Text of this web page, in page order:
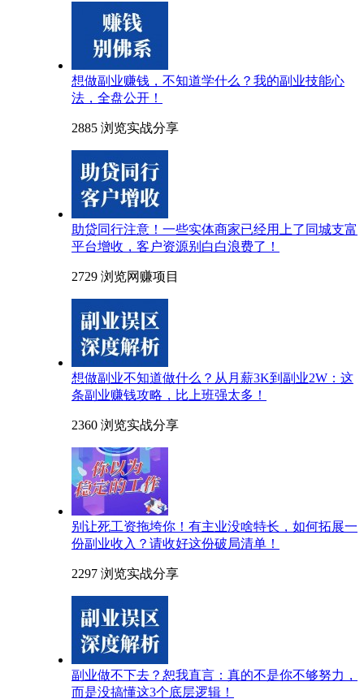
想做副业赚钱，不知道学什么？我的副业技能心
法，全盘公开！
2885 浏览实战分享
助贷同行注意！一些实体商家已经用上了同城支富
平台增收，客户资源别白白浪费了！
2729 浏览网赚项目
想做副业不知道做什么？从月薪3K到副业2W：这
条副业赚钱攻略，比上班强太多！
2360 浏览实战分享
别让死工资拖垮你！有主业没啥特长，如何拓展一
份副业收入？请收好这份破局清单！
2297 浏览实战分享
副业做不下去？恕我直言：真的不是你不够努力，
而是没搞懂这3个底层逻辑！